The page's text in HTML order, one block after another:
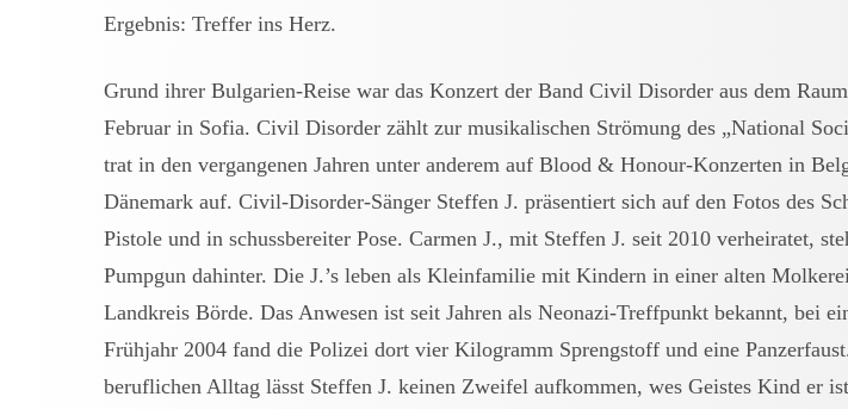
Ergebnis: Treffer ins Herz.
Grund ihrer Bulgarien-Reise war das Konzert der Band Civil Disorder aus dem
Februar in Sofia. Civil Disorder zählt zur musikalischen Strömung des „National
trat in den vergangenen Jahren unter anderem auf Blood & Honour-Konzerten in
Dänemark auf. Civil-Disorder-Sänger Steffen J. präsentiert sich auf den Fotos des
Pistole und in schussbereiter Pose. Carmen J., mit Steffen J. seit 2010 verheiratet,
Pumpgun dahinter. Die J.’s leben als Kleinfamilie mit Kindern in einer alten
Landkreis Börde. Das Anwesen ist seit Jahren als Neonazi-Treffpunkt bekannt, bei
Frühjahr 2004 fand die Polizei dort vier Kilogramm Sprengstoff und eine
beruflichen Alltag lässt Steffen J. keinen Zweifel aufkommen, wes Geistes Kind er